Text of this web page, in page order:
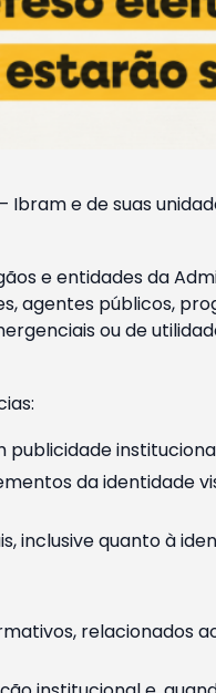
Ibram e de suas
e entidades da
agentes públicos,
ou de
da identidade
inclusive quanto à
relacionados